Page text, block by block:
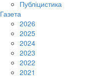
Публіцистика
Газета
2026
2025
2024
2023
2022
2021